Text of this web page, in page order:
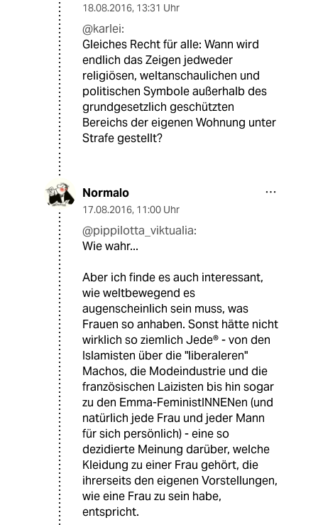
18.08.2016, 13:31 Uhr
@karlei:
Gleiches Recht für alle: Wann wird
endlich das Zeigen jedweder
religiösen, weltanschaulichen und
politischen Symbole außerhalb des
grundgesetzlich geschützten
Bereichs der eigenen Wohnung unter
Strafe gestellt?
Normalo
17.08.2016, 11:00 Uhr
@pippilotta_viktualia:
Wie wahr...
Aber ich finde es auch interessant,
wie weltbewegend es
augenscheinlich sein muss, was
Frauen so anhaben. Sonst hätte nicht
wirklich so ziemlich Jede® - von den
Islamisten über die "liberaleren"
Machos, die Modeindustrie und die
französischen Laizisten bis hin sogar
zu den Emma-FeministINNENen (und
natürlich jede Frau und jeder Mann
für sich persönlich) - eine so
dezidierte Meinung darüber, welche
Kleidung zu einer Frau gehört, die
ihrerseits den eigenen Vorstellungen,
wie eine Frau zu sein habe,
entspricht.